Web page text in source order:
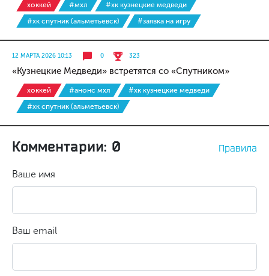
хоккей #мхл
#хк кузнецкие медведи
#хк спутник (альметьевск)
#заявка на игру
12 МАРТА 2026 10:13 0 323
«Кузнецкие Медведи» встретятся со «Спутником»
хоккей #анонс мхл
#хк кузнецкие медведи
#хк спутник (альметьевск)
Комментарии: 0 Правила
Ваше имя
Ваш email